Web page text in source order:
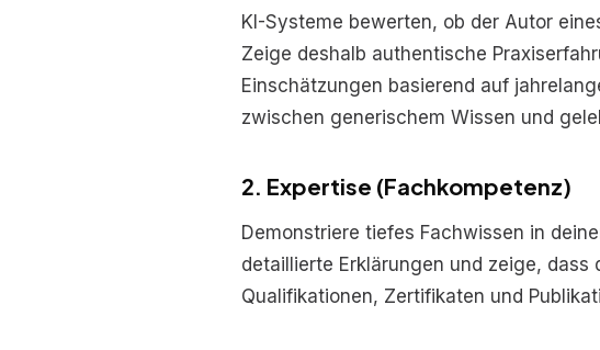
KI-Systeme bewerten, ob der Autor
Zeige deshalb authentische
Einschätzungen basierend auf
zwischen generischem Wissen und
2. Expertise (Fachkompetenz)
Demonstriere tiefes Fachwissen in
detaillierte Erklärungen und zeige,
Qualifikationen, Zertifikaten und